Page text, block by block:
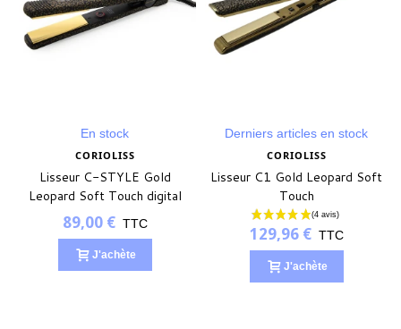
En stock
CORIOLISS
Lisseur C-STYLE Gold
Leopard Soft Touch digital
89,00 € TTC
J'achète
Derniers articles en stock
CORIOLISS
Lisseur C1 Gold Leopard Soft
Touch
129,96 € TTC
J'achète